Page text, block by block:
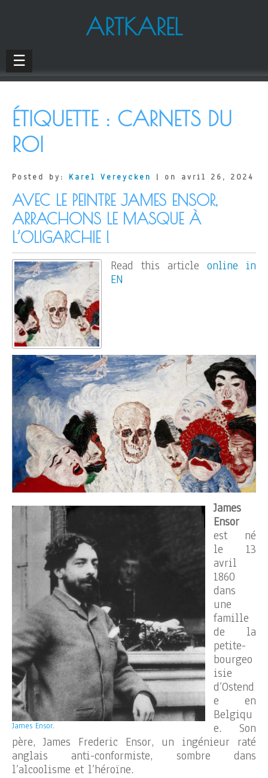
ARTKAREL
☰
ÉTIQUETTE : CARNETS DU
ROI
Posted by: Karel Vereycken | on avril 26, 2024
AVEC LE PEINTRE JAMES ENSOR,
ARRACHONS LE MASQUE À
L’OLIGARCHIE !
Read this article online in
EN
James Ensor.
James
Ensor
est né
le 13
avril
1860
dans
une
famille
de la
petite-
bourgeo
isie
d’Ostend
e en
Belgiqu
e. Son
père, James Frederic Ensor, un ingénieur raté
anglais anti-conformiste, sombre dans
l’alcoolisme et l’héroïne.